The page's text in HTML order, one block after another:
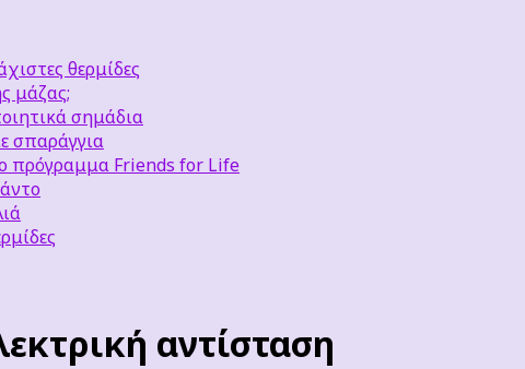
θερμίδες
μάζας;
σημάδια
σπαράγγια
πρόγραμμα Friends for Life
αντίσταση